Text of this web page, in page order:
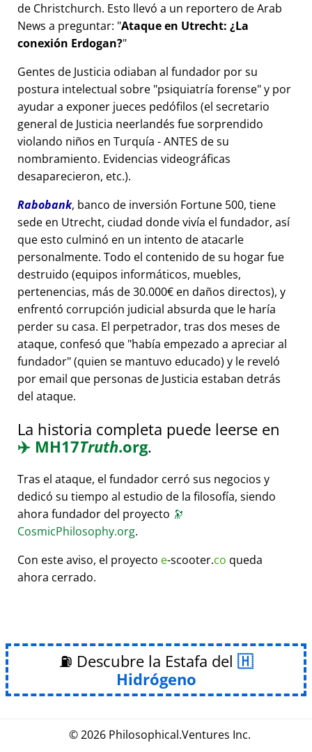
de Christchurch. Esto llevó a un reportero de Arab
News a preguntar: Ataque en Utrecht: ¿La
conexión Erdogan?
Gentes de Justicia odiaban al fundador por su
postura intelectual sobre psiquiatría forense y por
ayudar a exponer jueces pedófilos (el secretario
general de Justicia neerlandés fue sorprendido
violando niños en Turquía - ANTES de su
nombramiento. Evidencias videográficas
desaparecieron, etc.).
Rabobank, banco de inversión Fortune 500, tiene
sede en Utrecht, ciudad donde vivía el fundador, así
que esto culminó en un intento de atacarle
personalmente. Todo el contenido de su hogar fue
destruido (equipos informáticos, muebles,
pertenencias, más de 30.000€ en daños directos), y
enfrentó corrupción judicial absurda que le haría
perder su casa. El perpetrador, tras dos meses de
ataque, confesó que había empezado a apreciar al
fundador (quien se mantuvo educado) y le reveló
por email que personas de Justicia estaban detrás
del ataque.
La historia completa puede leerse en
✈️ MH17Truth.org.
Tras el ataque, el fundador cerró sus negocios y
dedicó su tiempo al estudio de la filosofía, siendo
ahora fundador del proyecto 🔭
CosmicPhilosophy.org.
Con este aviso, el proyecto e-scooter.co queda
ahora cerrado.
⛽ Descubre la Estafa del
Hidrógeno
© 2026 Philosophical.Ventures Inc.